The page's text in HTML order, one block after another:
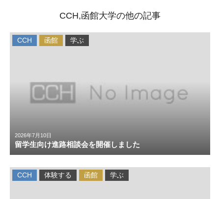
CCH,函館大学の他の記事
2026年7月10日
留学生向け進路相談会を開催しました
CCH 函館 学ぶ
CCH 体験する 函館 学ぶ